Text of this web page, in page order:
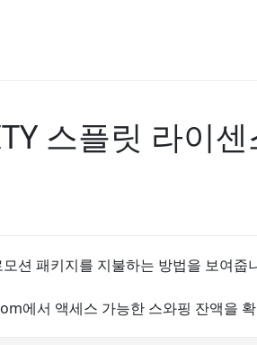
스플릿 라이
션 패키지를 지불하는 방법을 보여줍
에서 액세스 가능한 스와핑 잔액을